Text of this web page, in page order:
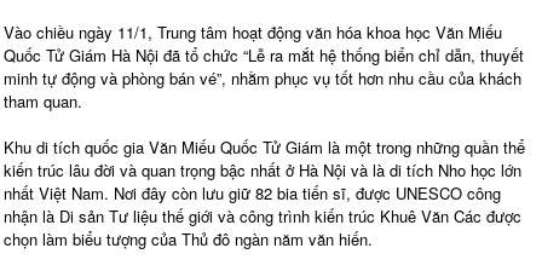
Vào chiều ngày 11/1, Trung tâm hoạt động văn hóa khoa học Văn Miếu
Quốc Tử Giám Hà Nội đã tổ chức “Lễ ra mắt hệ thống biển chỉ dẫn, thuyết
minh tự động và phòng bán vé”, nhằm phục vụ tốt hơn nhu cầu của khách
tham quan.
Khu di tích quốc gia Văn Miếu Quốc Tử Giám là một trong những quần thể
kiến trúc lâu đời và quan trọng bậc nhất ở Hà Nội và là di tích Nho học lớn
nhất Việt Nam. Nơi đây còn lưu giữ 82 bia tiến sĩ, được UNESCO công
nhận là Di sản Tư liệu thế giới và công trình kiến trúc Khuê Văn Các được
chọn làm biểu tượng của Thủ đô ngàn năm văn hiến.